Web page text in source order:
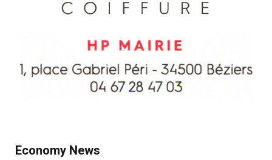
Economy News